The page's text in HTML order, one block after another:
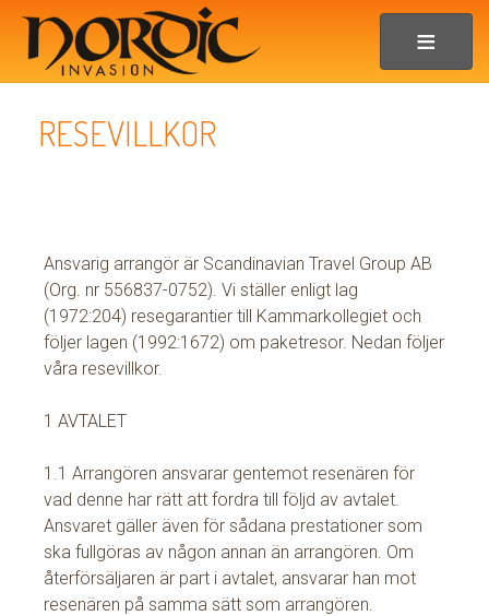
RESEVILLKOR
Ansvarig arrangör är Scandinavian Travel Group AB
(Org. nr 556837-0752). Vi ställer enligt lag
(1972:204) resegarantier till Kammarkollegiet och
följer lagen (1992:1672) om paketresor. Nedan följer
våra resevillkor.
1 AVTALET
1.1 Arrangören ansvarar gentemot resenären för
vad denne har rätt att fordra till följd av avtalet.
Ansvaret gäller även för sådana prestationer som
ska fullgöras av någon annan än arrangören. Om
återförsäljaren är part i avtalet, ansvarar han mot
resenären på samma sätt som arrangören.